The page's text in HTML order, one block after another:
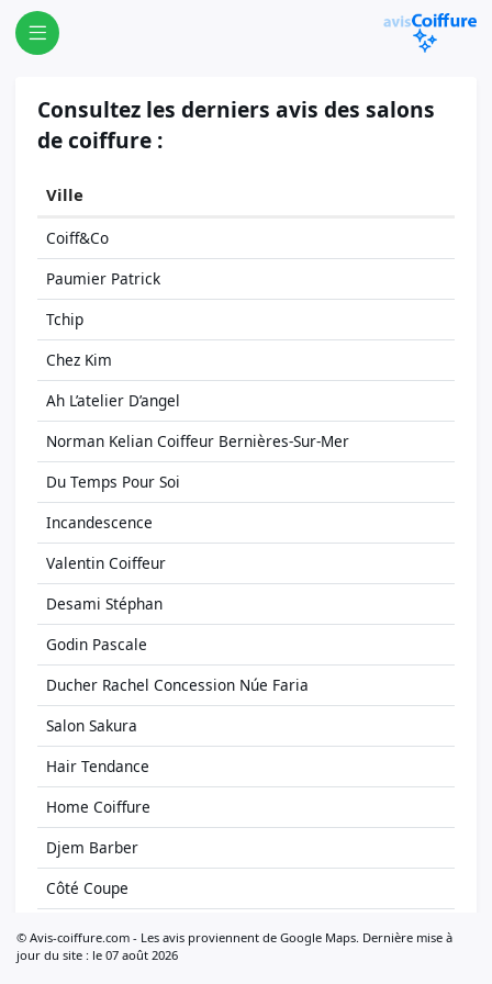
Consultez les derniers avis des salons
de coiffure :
Ville
Coiff&Co
Paumier Patrick
Tchip
Chez Kim
Ah L’atelier D’angel
Norman Kelian Coiffeur Bernières-Sur-Mer
Du Temps Pour Soi
Incandescence
Valentin Coiffeur
Desami Stéphan
Godin Pascale
Ducher Rachel Concession Núe Faria
Salon Sakura
Hair Tendance
Home Coiffure
Djem Barber
Côté Coupe
Addict Paris Coiffure
© Avis-coiffure.com - Les avis proviennent de Google Maps. Dernière mise à
jour du site : le 07 août 2026